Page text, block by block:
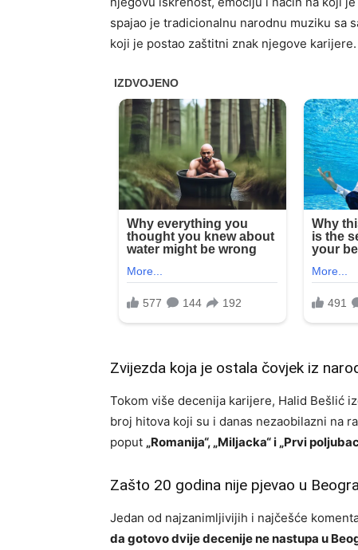
spajao je tradicionalnu narodnu muziku sa
koji je postao zaštitni znak njegove karijere.
Zvijezda koja je ostala čovjek iz
Tokom više decenija karijere, Halid Bešlić
broj hitova koji su i danas nezaobilazni na
poput „Romanija“, „Miljacka“ i „Prvi
Zašto 20 godina nije pjevao u
Jedan od najzanimljivijih i najčešće
da gotovo dvije decenije ne nastupa u